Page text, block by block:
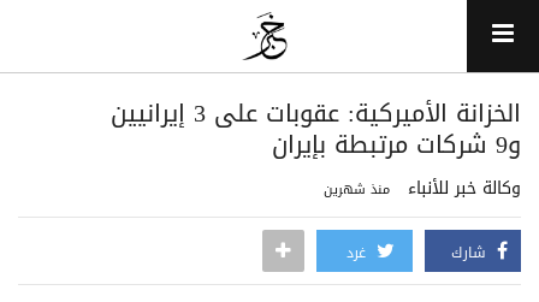
الخزانة الأميركية: عقوبات على 3 إيرانيين
و9 شركات مرتبطة بإيران
وكالة خبر للأنباء منذ شهرين
شارك غرد